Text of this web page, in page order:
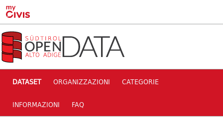
Skip to main content
DATASET ORGANIZZAZIONI CATEGORIE
INFORMAZIONI FAQ